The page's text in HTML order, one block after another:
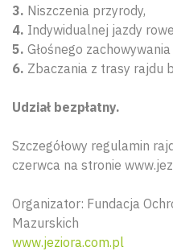
3. Niszczenia przyrody,
4. Indywidualnej jazdy
5. Głośnego zachowywania
6. Zbaczania z trasy rajdu
Udział bezpłatny.
Szczegółowy regulamin
czerwca na stronie
Organizator: Fundacja
Mazurskich
www.jeziora.com.pl